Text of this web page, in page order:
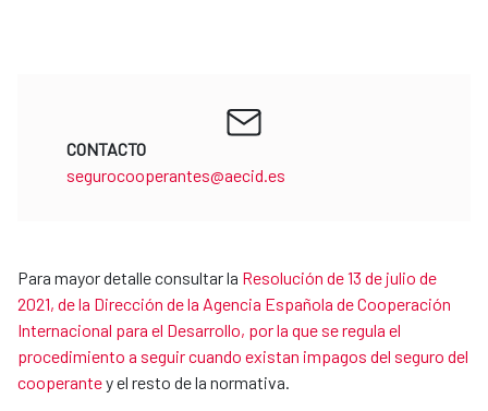
CONTACTO
segurocooperantes@aecid.es
Para mayor detalle consultar la Resolución de 13 de julio de
2021, de la Dirección de la Agencia Española de Cooperación
Internacional para el Desarrollo, por la que se regula el
procedimiento a seguir cuando existan impagos del seguro del
cooperantey el resto de la normativa.